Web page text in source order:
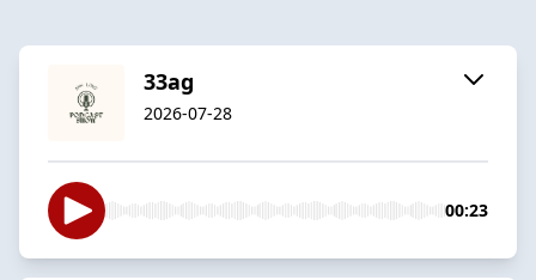
33ag
2026-07-28
00:23